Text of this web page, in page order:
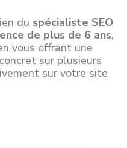
du spécialiste SEO
de plus de 6 ans,
vous offrant une
sur plusieurs
sur votre site